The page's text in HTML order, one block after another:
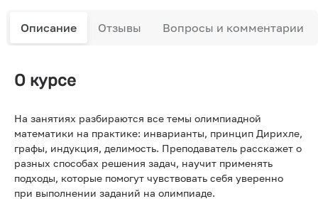
Описание Отзывы Вопросы и комментарии
О курсе
На занятиях разбираются все темы олимпиадной
математики на практике: инварианты, принцип Дирихле,
графы, индукция, делимость. Преподаватель расскажет о
разных способах решения задач, научит применять
подходы, которые помогут чувствовать себя уверенно
при выполнении заданий на олимпиаде.